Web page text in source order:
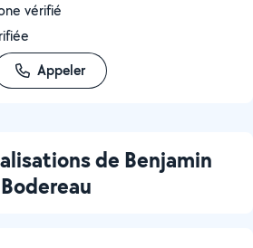
vérifié
Appeler
de Benjamin
Bodereau